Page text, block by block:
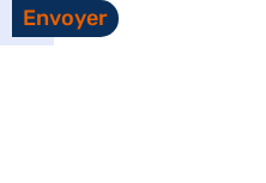
Envoyer